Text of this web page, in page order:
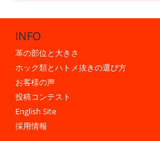
INFO
革の部位と大きさ
ホック類とハトメ抜きの選び方
お客様の声
投稿コンテスト
English Site
採用情報